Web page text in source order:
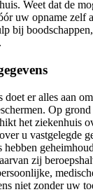
Weet dat de
uw opname zelf
bij
er alles aan
Op
het ziekenhuis
u vastgelegde
hebben
zij
niet zonder uw